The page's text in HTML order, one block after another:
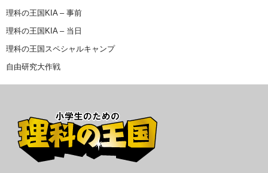
理科の王国KIA – 事前
理科の王国KIA – 当日
理科の王国スペシャルキャンプ
自由研究大作戦